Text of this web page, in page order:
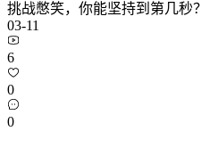
挑战憋笑，你能坚持到第几秒？
03-11
6
0
0